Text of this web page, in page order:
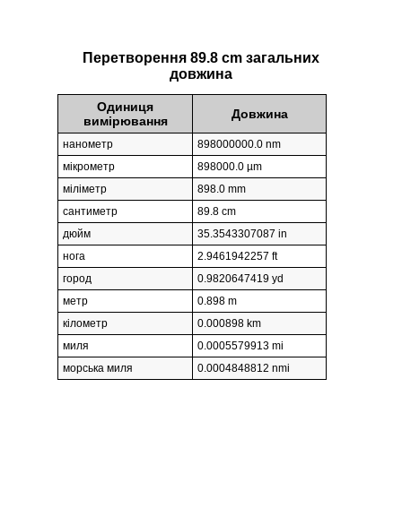
Перетворення 89.8 cm загальних
довжина
Одиниця
вимірювання
Довжина
нанометр
898000000.0 nm
мікрометр
898000.0 µm
міліметр
898.0 mm
сантиметр
89.8 cm
дюйм
35.3543307087 in
нога
2.9461942257 ft
город
0.9820647419 yd
метр
0.898 m
кілометр
0.000898 km
миля
0.0005579913 mi
морська миля
0.0004848812 nmi